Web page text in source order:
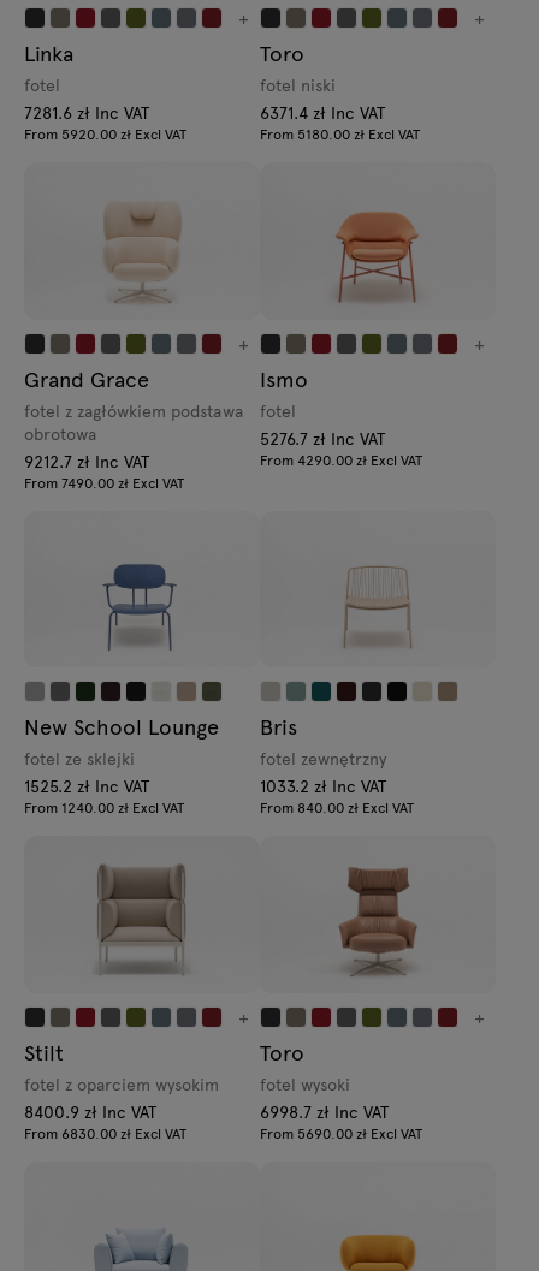
+
Linka
fotel
7281.6 zł Inc VAT
From 5920.00 zł Excl VAT
+
Toro
fotel niski
6371.4 zł Inc VAT
From 5180.00 zł Excl VAT
+
Grand Grace
fotel z zagłówkiem podstawa
obrotowa
9212.7 zł Inc VAT
From 7490.00 zł Excl VAT
+
Ismo
fotel
5276.7 zł Inc VAT
From 4290.00 zł Excl VAT
New School Lounge
fotel ze sklejki
1525.2 zł Inc VAT
From 1240.00 zł Excl VAT
Bris
fotel zewnętrzny
1033.2 zł Inc VAT
From 840.00 zł Excl VAT
+
Stilt
fotel z oparciem wysokim
8400.9 zł Inc VAT
From 6830.00 zł Excl VAT
+
Toro
fotel wysoki
6998.7 zł Inc VAT
From 5690.00 zł Excl VAT